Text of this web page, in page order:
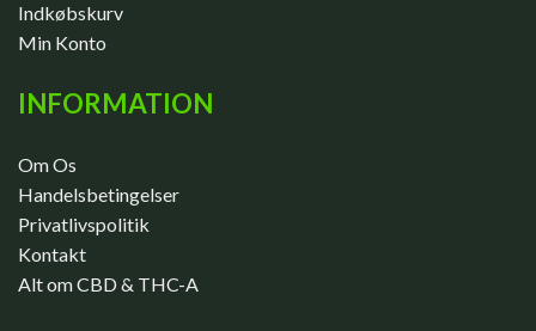
Indkøbskurv
Min Konto
INFORMATION
Om Os
Handelsbetingelser
Privatlivspolitik
Kontakt
Alt om CBD & THC-A